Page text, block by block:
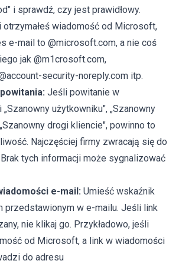
i sprawdź, czy jest prawidłowy.
otrzymałeś wiadomość od Microsoft,
e-mail to @microsoft.com, a nie coś
jak @m1crosoft.com,
security-noreply.com itp.
Jeśli powitanie w
użytkowniku", „Szanowny
drogi kliencie", powinno to
Najczęściej firmy zwracają się do
tych informacji może sygnalizować
e-mail: Umieść wskaźnik
przedstawionym w e-mailu. Jeśli link
nie klikaj go. Przykładowo, jeśli
od Microsoft, a link w wiadomości
do adresu